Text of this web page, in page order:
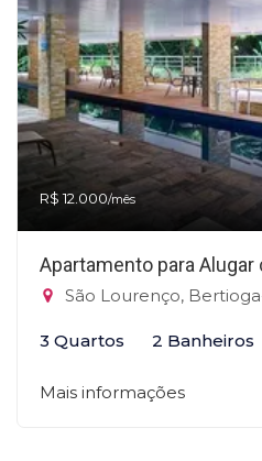
R$ 12.000/mês
Apartamento para
São Lourenço,
3 Quartos 2 Banheiros
Mais informações